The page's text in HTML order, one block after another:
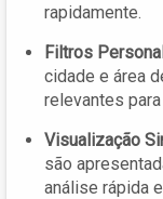
rapidamente.
Filtros
cidade e área
relevantes
Visualização
são
análise rápida